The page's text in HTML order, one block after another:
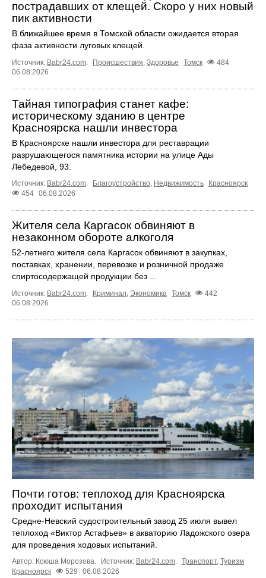
пострадавших от клещей. Скоро у них новый
пик активности
В ближайшее время в Томской области ожидается вторая
фаза активности луговых клещей.
Источник: Babr24.com Происшествия Здоровье Томск
484
06.08.2026
Тайная типография станет кафе:
историческому зданию в центре
Красноярска нашли инвестора
В Красноярске нашли инвестора для реставрации
разрушающегося памятника истории на улице Ады
Лебедевой, 93.
Источник: Babr24.com Благоустройство Недвижимость
Красноярск
454 06.08.2026
Жителя села Каргасок обвиняют в
незаконном обороте алкоголя
52-летнего жителя села Каргасок обвиняют в закупках,
поставках, хранении, перевозке и розничной продаже
спиртосодержащей продукции без ...
Источник: Babr24.com. Криминал, Экономика Томск
442
06.08.2026
Почти готов: теплоход для Красноярска
проходит испытания
Средне-Невский судостроительный завод 25 июля вывел
теплоход «Виктор Астафьев» в акваторию Ладожского озера
для проведения ходовых испытаний.
Автор: Ксюша Морозова. Источник: Babr24.com Транспорт, Туризм
Красноярск
529 06.08.2026